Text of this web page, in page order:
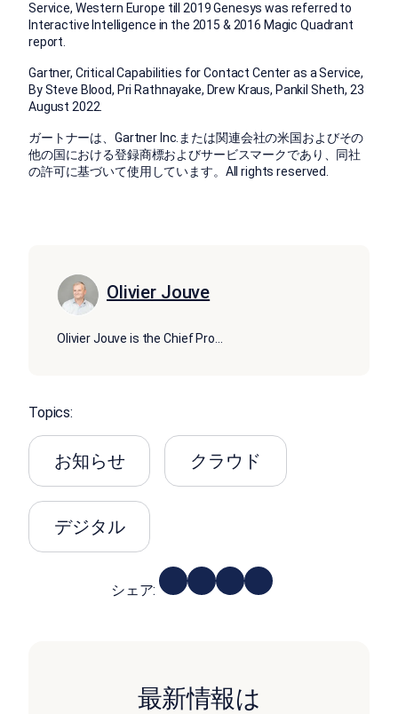
Service, Western Europe till 2019 Genesys was referred to
Interactive Intelligence in the 2015 & 2016 Magic Quadrant
report.
Gartner, Critical Capabilities for Contact Center as a Service,
By Steve Blood, Pri Rathnayake, Drew Kraus, Pankil Sheth, 23
August 2022.
ガートナーは、Gartner Inc.または関連会社の米国およびその
他の国における登録商標およびサービスマークであり、同社
の許可に基づいて使用しています。All rights reserved.
Olivier Jouve
Olivier Jouve is the Chief Pro...
Topics:
お知らせ クラウド
デジタル
シェア:
最新情報は